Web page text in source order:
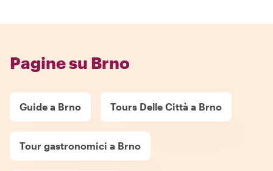
Pagine su Brno
Guide a Brno Tours Delle Città a Brno
Tour gastronomici a Brno